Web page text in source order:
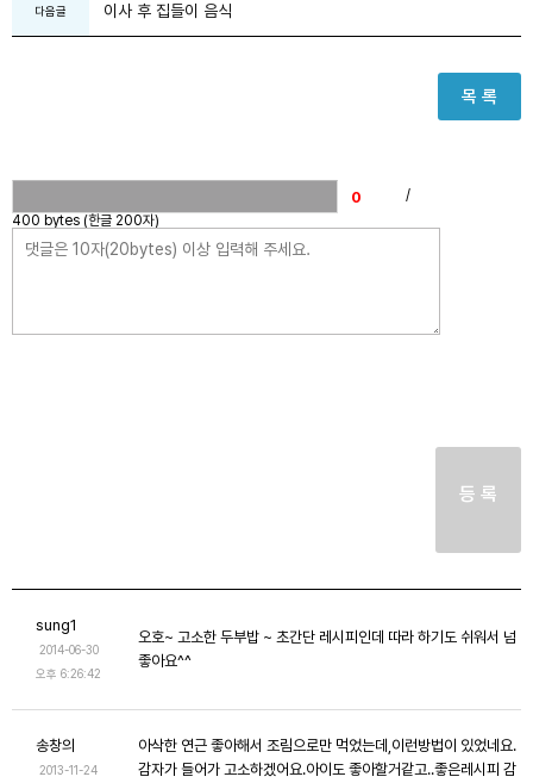
다음글 이사 후 집들이 음식
목 록
/
400 bytes (한글 200자)
등 록
sung1
2014-06-30
오후 6:26:42
오호~ 고소한 두부밥 ~ 초간단 레시피인데 따라 하기도 쉬워서 넘
좋아요^^
송창의
2013-11-24
아삭한 연근 좋아해서 조림으로만 먹었는데,이런방법이 있었네요.
감자가 들어가 고소하겠어요.아이도 좋아할거같고..좋은레시피 감